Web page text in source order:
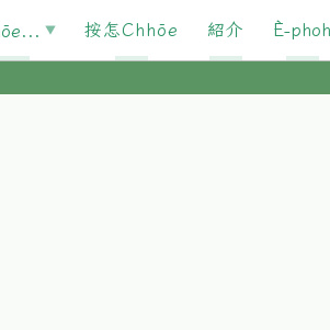
按怎Chhōe 紹介 È-phoh